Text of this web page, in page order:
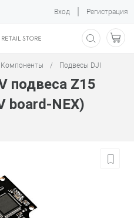
Вход | Регистрация
Компоненты / Подвесы DJI
подвеса Z15
board-NEX)